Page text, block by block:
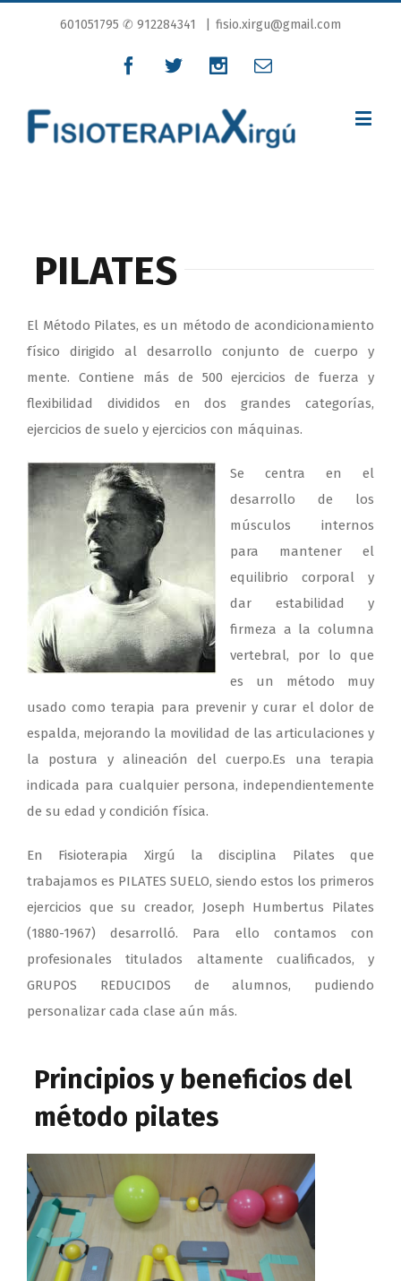
601051795 ✆ 912284341 fisio.xirgu@gmail.com
PILATES
El Método Pilates, es un método de acondicionamiento
físico dirigido al desarrollo conjunto de cuerpo y
mente. Contiene más de 500 ejercicios de fuerza y
flexibilidad divididos en dos grandes categorías,
ejercicios de suelo y ejercicios con máquinas.
Se centra en el
desarrollo de los
músculos internos
para mantener el
equilibrio corporal y
dar estabilidad y
firmeza a la columna
vertebral, por lo que
es un método muy
usado como terapia para prevenir y curar el dolor de
espalda, mejorando la movilidad de las articulaciones y
la postura y alineación del cuerpo.Es una terapia
indicada para cualquier persona, independientemente
de su edad y condición física.
En Fisioterapia Xirgú la disciplina Pilates que
trabajamos es PILATES SUELO, siendo estos los primeros
ejercicios que su creador, Joseph Humbertus Pilates
(1880-1967) desarrolló. Para ello contamos con
profesionales titulados altamente cualificados, y
GRUPOS REDUCIDOS de alumnos, pudiendo
personalizar cada clase aún más.
Principios y beneficios del
método pilates